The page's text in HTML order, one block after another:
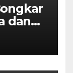
dan